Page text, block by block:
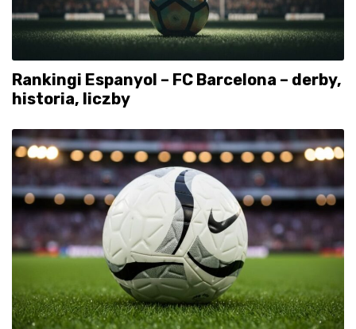
Rankingi Espanyol – FC Barcelona – derby,
historia, liczby